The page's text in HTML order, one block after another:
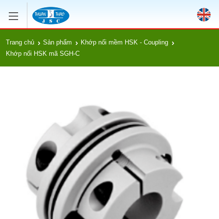
Trang chủ Sản phẩm
Khớp nối mềm HSK - Coupling
Khớp nối HSK mã SGH-C